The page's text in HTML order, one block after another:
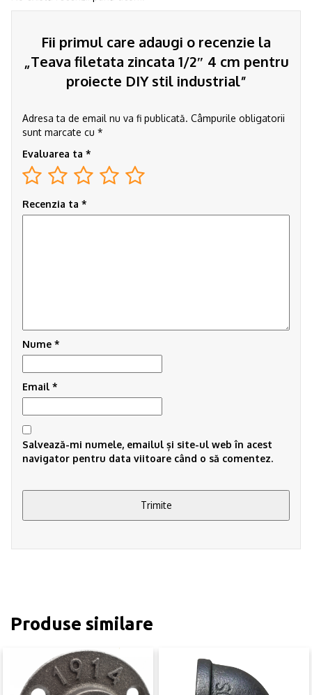
Fii primul care adaugi o recenzie la
„Teava filetata zincata 1/2″ 4 cm pentru
proiecte DIY stil industrial”
Adresa ta de email nu va fi publicată. Câmpurile obligatorii
sunt marcate cu *
Evaluarea ta *
Recenzia ta *
Nume *
Email *
Salvează-mi numele, emailul și site-ul web în acest
navigator pentru data viitoare când o să comentez.
Produse similare